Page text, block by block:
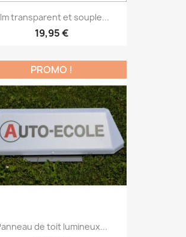
transparent et souple...
19,95 €
de toit lumineux...
PROMO !